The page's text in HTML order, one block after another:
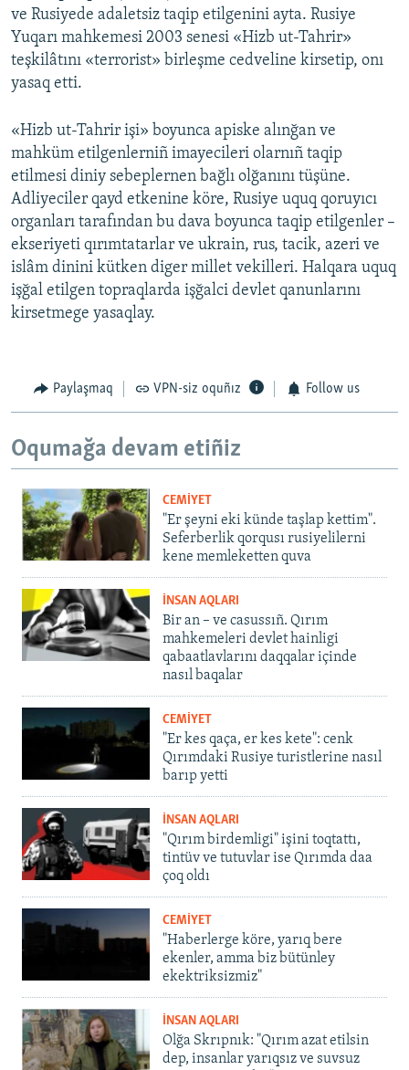
ve Rusiyede adaletsiz taqip etilgenini ayta. Rusiye
Yuqarı mahkemesi 2003 senesi «Hizb ut-Tahrir»
teşkilâtını «terrorist» birleşme cedveline kirsetip, onı
yasaq etti.
«Hizb ut-Tahrir işi» boyunca apiske alınğan ve
mahküm etilgenlerniñ imayecileri olarnıñ taqip
etilmesi diniy sebeplernen bağlı olğanını tüşüne.
Adliyeciler qayd etkenine köre, Rusiye uquq qoruyıcı
organları tarafından bu dava boyunca taqip etilgenler –
ekseriyeti qırımtatarlar ve ukrain, rus, tacik, azeri ve
islâm dinini kütken diger millet vekilleri. Halqara uquq
işğal etilgen topraqlarda işğalci devlet qanunlarını
kirsetmege yasaqlay.
Paylaşmaq VPN-siz oquñız Follow us
Oqumağa devam etiñiz
CEMİYET
"Er şeyni eki künde taşlap kettim".
Seferberlik qorqusı rusiyelilerni
kene memleketten quva
İNSAN AQLARI
Bir an – ve casussıñ. Qırım
mahkemeleri devlet hainligi
qabaatlavlarını daqqalar içinde
nasıl baqalar
CEMİYET
"Er kes qaça, er kes kete": cenk
Qırımdaki Rusiye turistlerine nasıl
barıp yetti
İNSAN AQLARI
"Qırım birdemligi" işini toqtattı,
tintüv ve tutuvlar ise Qırımda daa
çoq oldı
CEMİYET
"Haberlerge köre, yarıq bere
ekenler, amma biz bütünley
ekektriksizmiz"
İNSAN AQLARI
Olğa Skrıpnık: "Qırım azat etilsin
dep, insanlar yarıqsız ve suvsuz